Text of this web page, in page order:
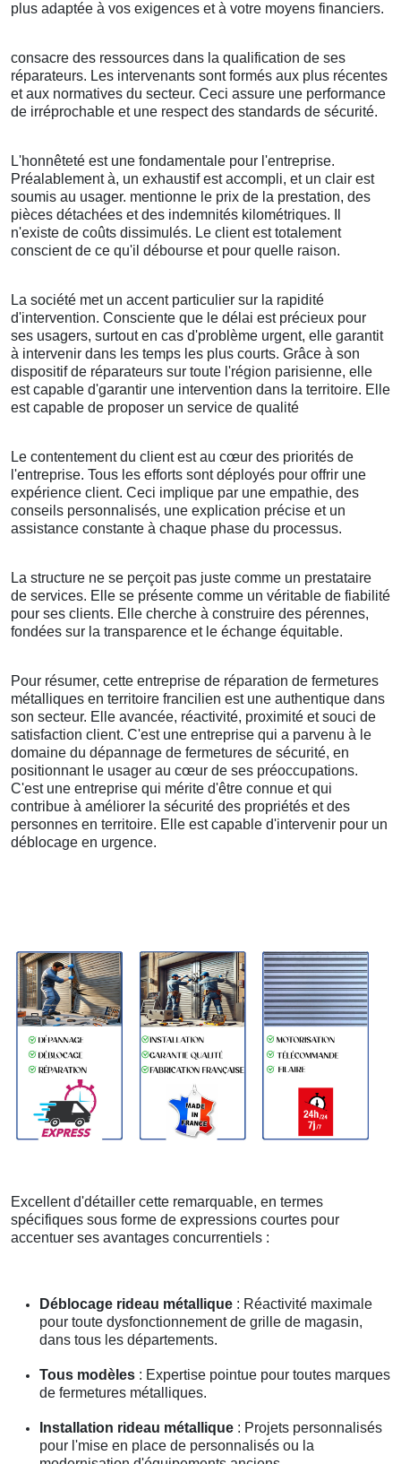
plus adaptée à vos exigences et à votre moyens financiers.
consacre des ressources dans la qualification de ses
réparateurs. Les intervenants sont formés aux plus récentes
et aux normatives du secteur. Ceci assure une performance
de irréprochable et une respect des standards de sécurité.
L'honnêteté est une fondamentale pour l'entreprise.
Préalablement à, un exhaustif est accompli, et un clair est
soumis au usager. mentionne le prix de la prestation, des
pièces détachées et des indemnités kilométriques. Il
n'existe de coûts dissimulés. Le client est totalement
conscient de ce qu'il débourse et pour quelle raison.
La société met un accent particulier sur la rapidité
d'intervention. Consciente que le délai est précieux pour
ses usagers, surtout en cas d'problème urgent, elle garantit
à intervenir dans les temps les plus courts. Grâce à son
dispositif de réparateurs sur toute l'région parisienne, elle
est capable d'garantir une intervention dans la territoire. Elle
est capable de proposer un service de qualité
Le contentement du client est au cœur des priorités de
l'entreprise. Tous les efforts sont déployés pour offrir une
expérience client. Ceci implique par une empathie, des
conseils personnalisés, une explication précise et un
assistance constante à chaque phase du processus.
La structure ne se perçoit pas juste comme un prestataire
de services. Elle se présente comme un véritable de fiabilité
pour ses clients. Elle cherche à construire des pérennes,
fondées sur la transparence et le échange équitable.
Pour résumer, cette entreprise de réparation de fermetures
métalliques en territoire francilien est une authentique dans
son secteur. Elle avancée, réactivité, proximité et souci de
satisfaction client. C'est une entreprise qui a parvenu à le
domaine du dépannage de fermetures de sécurité, en
positionnant le usager au cœur de ses préoccupations.
C'est une entreprise qui mérite d'être connue et qui
contribue à améliorer la sécurité des propriétés et des
personnes en territoire. Elle est capable d'intervenir pour un
déblocage en urgence.
Excellent d'détailler cette remarquable, en termes
spécifiques sous forme de expressions courtes pour
accentuer ses avantages concurrentiels :
Déblocage rideau métallique : Réactivité maximale
pour toute dysfonctionnement de grille de magasin,
dans tous les départements.
Tous modèles : Expertise pointue pour toutes marques
de fermetures métalliques.
Installation rideau métallique : Projets personnalisés
pour l'mise en place de personnalisés ou la